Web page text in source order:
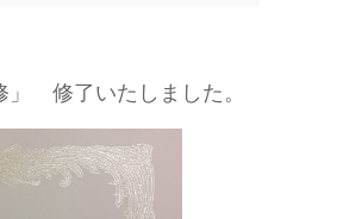
」 修了いたしました。